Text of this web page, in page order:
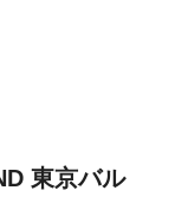
東京バル